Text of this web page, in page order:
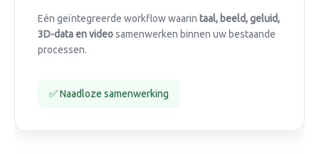
Eén geïntegreerde workflow waarin taal, beeld, geluid,
3D-data en videosamenwerken binnen uw bestaande
processen.
✅ Naadloze samenwerking